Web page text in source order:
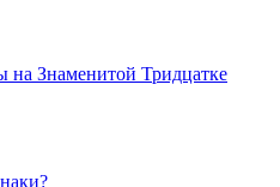
на Знаменитой Тридцатке